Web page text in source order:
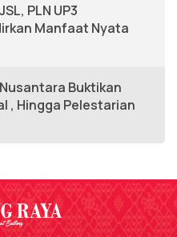
PLN UP3
Manfaat Nyata
Buktikan
, Hingga Pelestarian